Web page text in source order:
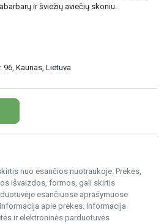
ir šviežių aviečių skoniu.
96, Kaunas, Lietuva
nuo esančios nuotraukoje. Prekės,
išvaizdos, formos, gali skirtis
esančiuose aprašymuose
apie prekes. Informacija
ir elektroninės parduotuvės